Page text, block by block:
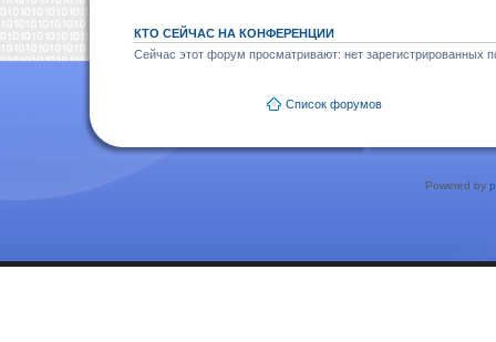
КТО СЕЙЧАС НА КОНФЕРЕНЦИИ
Сейчас этот форум просматривают: нет зарегистрированных
Список форумов
Powered by